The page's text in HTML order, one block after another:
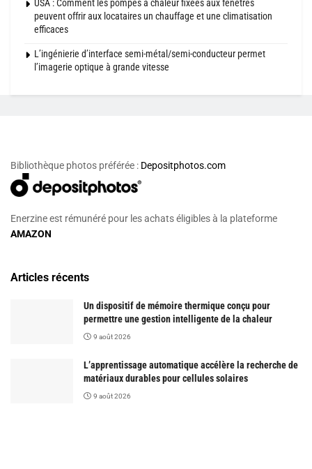
USA : Comment les pompes à chaleur fixées aux fenêtres
peuvent offrir aux locataires un chauffage et une climatisation
efficaces
L’ingénierie d’interface semi-métal/semi-conducteur permet
l’imagerie optique à grande vitesse
Bibliothèque photos préférée : Depositphotos.com
Enerzine est rémunéré pour les achats éligibles à la plateforme
AMAZON
Articles récents
Un dispositif de mémoire thermique conçu pour
permettre une gestion intelligente de la chaleur
9 août 2026
L’apprentissage automatique accélère la recherche de
matériaux durables pour cellules solaires
9 août 2026